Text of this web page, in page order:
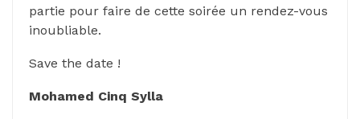
partie pour faire de cette soirée un rendez-vous
inoubliable.
Save the date !
Mohamed Cinq Sylla